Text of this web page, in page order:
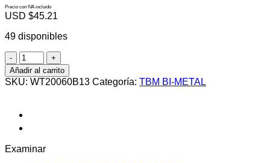
Precio con IVA incluido
USD $45.21
49 disponibles
WT20060B13
cantidad
Añadir al carrito
SKU: WT20060B13 Categoría: TBM BI-METAL
Examinar